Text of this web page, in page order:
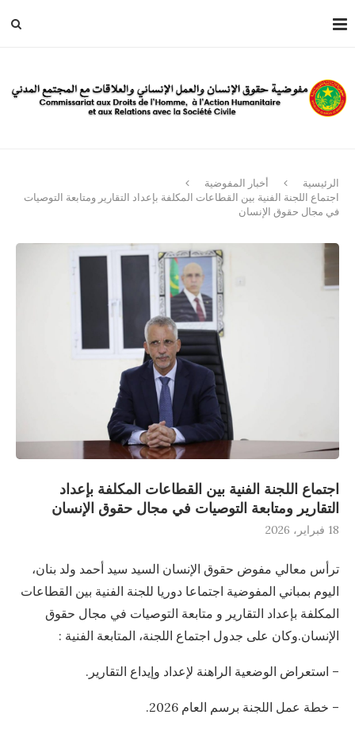
الرئيسية
أخبار المفوضية
اجتماع اللجنة الفنية بين القطاعات المكلفة بإعداد التقارير ومتابعة التوصيات
في مجال حقوق الإنسان
اجتماع اللجنة الفنية بين القطاعات المكلفة بإعداد
التقارير ومتابعة التوصيات في مجال حقوق الإنسان
18 فبراير، 2026
ترأس معالي مفوض حقوق الإنسان السيد سيد أحمد ولد بنان،
اليوم بمباني المفوضية اجتماعا دوريا للجنة الفنية بين القطاعات
المكلفة بإعداد التقارير و متابعة التوصيات في مجال حقوق
الإنسان.وكان على جدول اجتماع اللجنة، المتابعة الفنية :
– استعراض الوضعية الراهنة لإعداد وإيداع التقارير.
– خطة عمل اللجنة برسم العام 2026.